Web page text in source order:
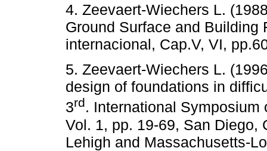
4. Zeevaert-Wiechers L.
Ground Surface and Building
internacional, Cap.V, VI,
5. Zeevaert-Wiechers L.
design of foundations in
3rd. International Symposium
Vol. 1, pp. 19-69, San Diego,
Lehigh and Massachusetts-